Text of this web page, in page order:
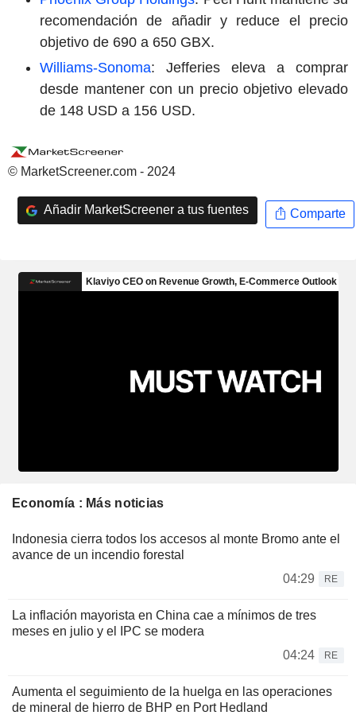
recomendación de añadir y reduce el precio
objetivo de 690 a 650 GBX.
Williams-Sonoma: Jefferies eleva a comprar
desde mantener con un precio objetivo elevado
de 148 USD a 156 USD.
© MarketScreener.com - 2024
Añadir MarketScreener a tus fuentes Comparte
Economía : Más noticias
Indonesia cierra todos los accesos al monte Bromo ante el
avance de un incendio forestal
04:29
RE
La inflación mayorista en China cae a mínimos de tres
meses en julio y el IPC se modera
04:24
RE
Aumenta el seguimiento de la huelga en las operaciones
de mineral de hierro de BHP en Port Hedland